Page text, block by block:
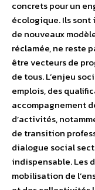
concrets pour un
écologique. Ils sont
de nouveaux
réclamée, ne reste
être vecteurs de
de tous. L’enjeu
emplois, des
accompagnement
d’activités,
de transition
dialogue social
indispensable. Les
mobilisation de